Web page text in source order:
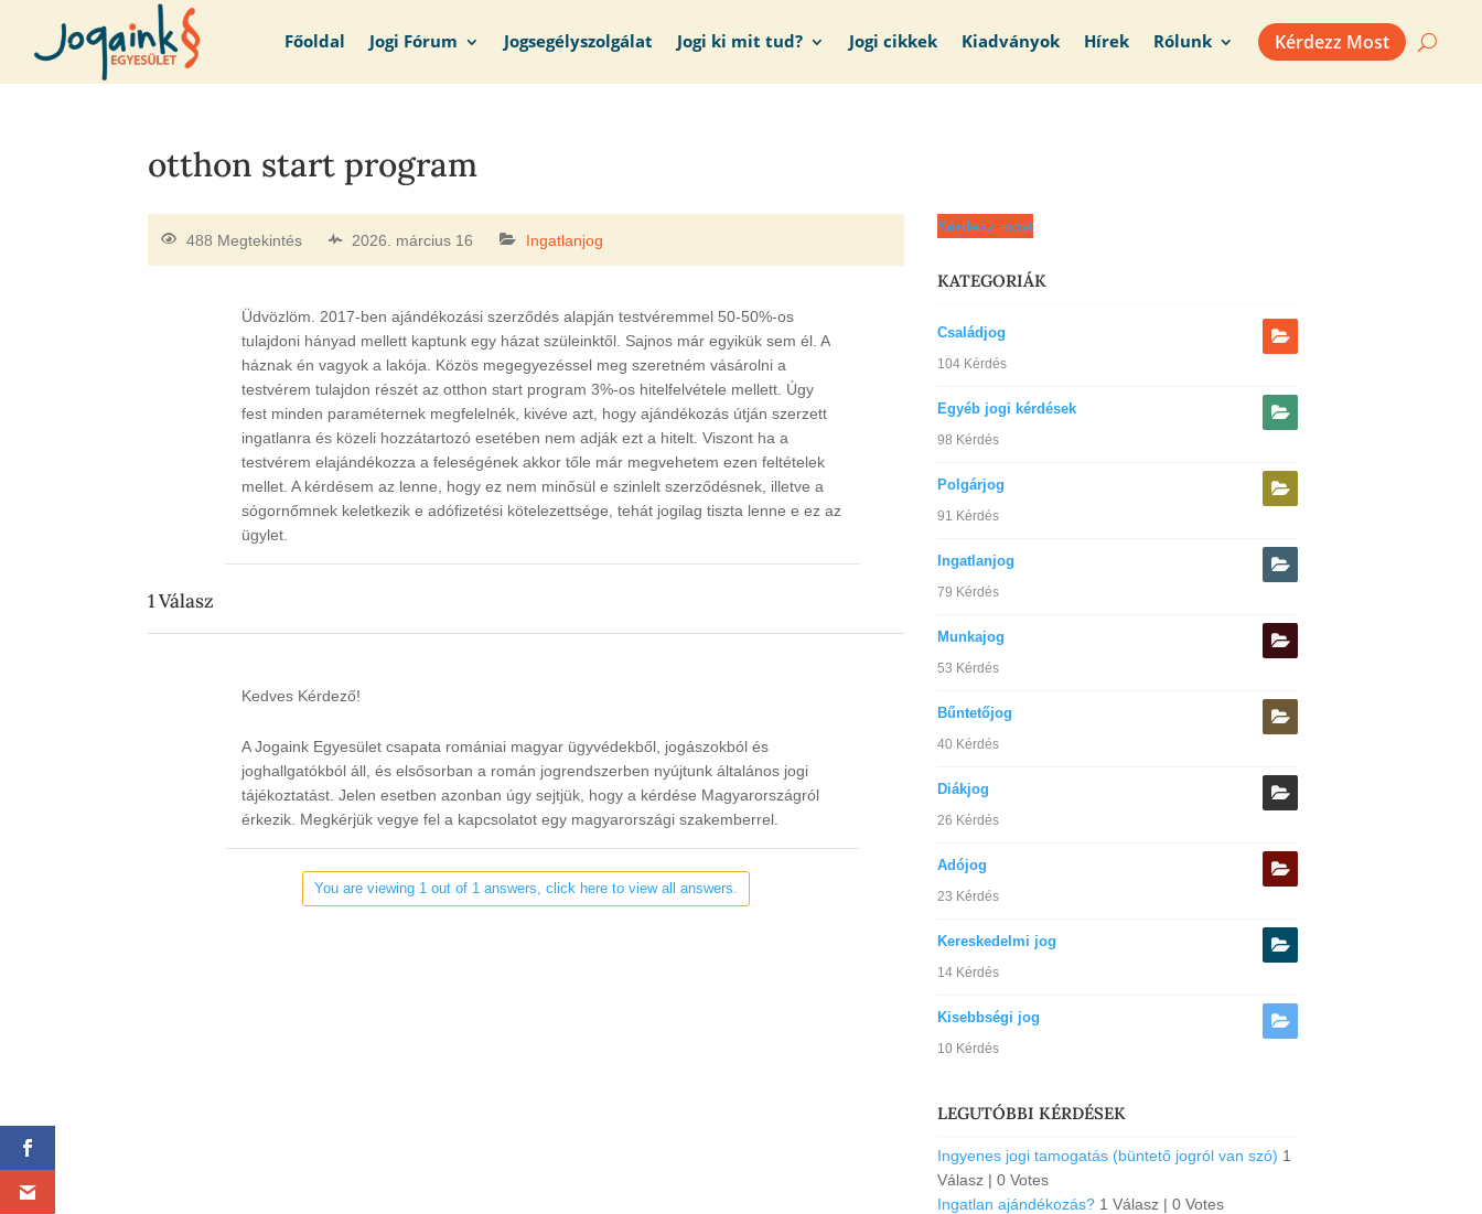
Főoldal Jogi Fórum Jogsegélyszolgálat Jogi ki mit tud? Jogi cikkek Kiadványok Hírek Rólunk Kérdezz Most
otthon start program
488 Megtekintés 2026. március 16 Ingatlanjog
Üdvözlöm. 2017-ben ajándékozási szerződés alapján testvéremmel 50-50%-os
tulajdoni hányad mellett kaptunk egy házat szüleinktől. Sajnos már egyikük sem él. A
háznak én vagyok a lakója. Közös megegyezéssel meg szeretném vásárolni a
testvérem tulajdon részét az otthon start program 3%-os hitelfelvétele mellett. Úgy
fest minden paraméternek megfelelnék, kivéve azt, hogy ajándékozás útján szerzett
ingatlanra és közeli hozzátartozó esetében nem adják ezt a hitelt. Viszont ha a
testvérem elajándékozza a feleségének akkor tőle már megvehetem ezen feltételek
mellet. A kérdésem az lenne, hogy ez nem minősül e szinlelt szerződésnek, illetve a
sógornőmnek keletkezik e adófizetési kötelezettsége, tehát jogilag tiszta lenne e ez az
ügylet.
1Válasz
Kedves Kérdező!
A Jogaink Egyesület csapata romániai magyar ügyvédekből, jogászokból és
joghallgatókból áll, és elsősorban a román jogrendszerben nyújtunk általános jogi
tájékoztatást. Jelen esetben azonban úgy sejtjük, hogy a kérdése Magyarországról
érkezik. Megkérjük vegye fel a kapcsolatot egy magyarországi szakemberrel.
You are viewing 1 out of 1 answers, click here to view all answers.
Kérdezz most
KATEGORIÁK
Családjog
104 Kérdés
Egyéb jogi kérdések
98 Kérdés
Polgárjog
91 Kérdés
Ingatlanjog
79 Kérdés
Munkajog
53 Kérdés
Bűntetőjog
40 Kérdés
Diákjog
26 Kérdés
Adójog
23 Kérdés
Kereskedelmi jog
14 Kérdés
Kisebbségi jog
10 Kérdés
LEGUTÓBBI KÉRDÉSEK
Ingyenes jogi tamogatás (büntető jogról van szó) 1
Válasz | 0 Votes
Ingatlan ajándékozás? 1 Válasz | 0 Votes